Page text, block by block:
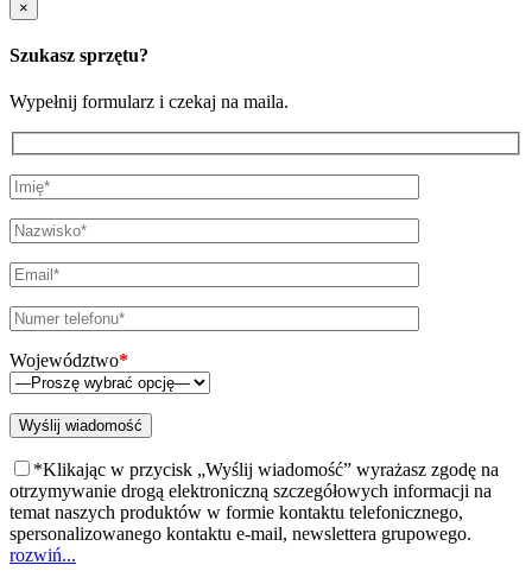
×
Szukasz sprzętu?
Wypełnij formularz i czekaj na maila.
Województwo*
*Klikając w przycisk „Wyślij wiadomość” wyrażasz zgodę na
otrzymywanie drogą elektroniczną szczegółowych informacji na
temat naszych produktów w formie kontaktu telefonicznego,
spersonalizowanego kontaktu e-mail, newslettera grupowego.
rozwiń...